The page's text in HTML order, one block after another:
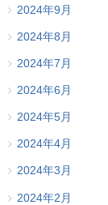
2024年9月
2024年8月
2024年7月
2024年6月
2024年5月
2024年4月
2024年3月
2024年2月